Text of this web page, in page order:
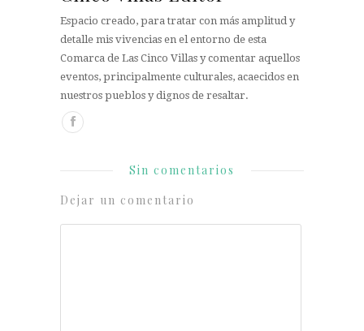
Espacio creado, para tratar con más amplitud y
detalle mis vivencias en el entorno de esta
Comarca de Las Cinco Villas y comentar aquellos
eventos, principalmente culturales, acaecidos en
nuestros pueblos y dignos de resaltar.
Sin comentarios
Dejar un comentario